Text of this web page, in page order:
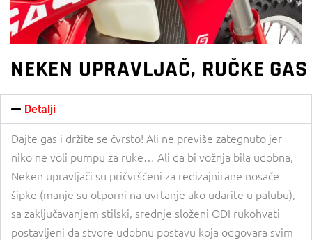
NEKEN UPRAVLJAČ, RUČKE GAS
Detalji
Dajte gas i držite se čvrsto! Ali ne previše zategnuto jer
niko ne voli pumpu za ruke… Ali da bi vožnja bila udobna,
Neken upravljači su pričvršćeni za redizajnirane nosače
šipke (manje su otporni na uvrtanje ako udarite u palubu),
sa zaključavanjem stilski, srednje složeni ODI rukohvati
postavljeni da stvore udobnu postavu koja odgovara svim